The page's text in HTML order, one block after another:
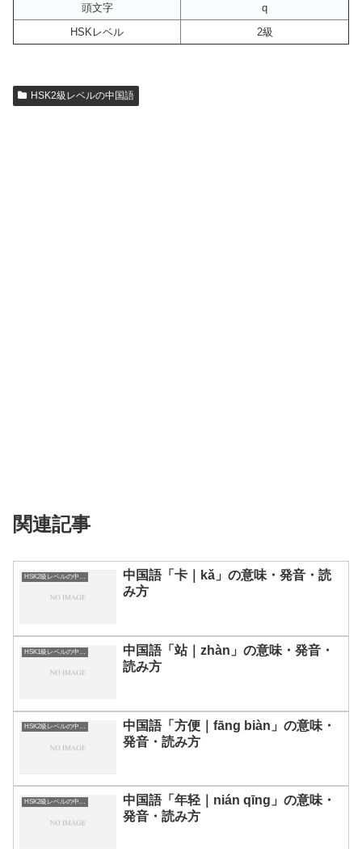
頭文字
q
HSKレベル
2級
HSK2級レベルの中国語
関連記事
中国語「卡｜kǎ」の意味・発音・読
み方
中国語「站｜zhàn」の意味・発音・
読み方
HSK2級レベルの中国語
中国語「方便｜fāng biàn」の意味・
発音・読み方
HSK2級レベルの中国語
中国語「年轻｜nián qīng」の意味・
発音・読み方